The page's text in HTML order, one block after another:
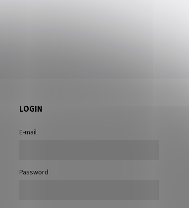
LOGIN
E-mail
Password